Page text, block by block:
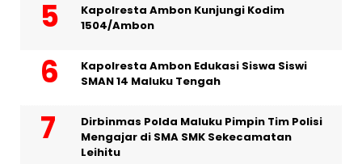
Kapolresta Ambon Kunjungi Kodim
1504/Ambon
Kapolresta Ambon Edukasi Siswa Siswi
SMAN 14 Maluku Tengah
Dirbinmas Polda Maluku Pimpin Tim Polisi
Mengajar di SMA SMK Sekecamatan
Leihitu